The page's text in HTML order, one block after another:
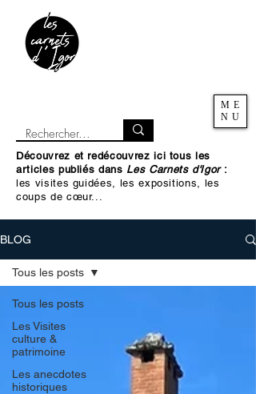
ME
NU
Découvrez et redécouvrez ici tous les
articles publiés dans Les Carnets d'Igor :
les visites guidées, les expositions, les
coups de cœur...
BLOG
Tous les posts
Les Visites
culture &
patrimoine
Les anecdotes
historiques
Tous les posts